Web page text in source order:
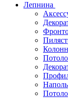
Лепнина